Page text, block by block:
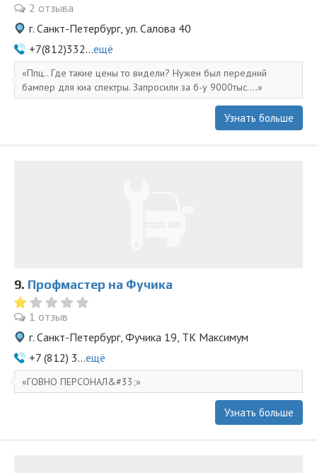
2 отзыва
г. Санкт-Петербург, ул. Салова 40
+7(812)332...ещё
Ппц.. Где такие цены то видели? Нужен был передний
бампер для киа спектры. Запросили за б-у 9000тыс....
Узнать больше
9. Профмастер на Фучика
1 отзыв
г. Санкт-Петербург, Фучика 19, ТК Максимум
+7 (812) 3...ещё
ГОВНО ПЕРСОНАЛ&#33;
Узнать больше